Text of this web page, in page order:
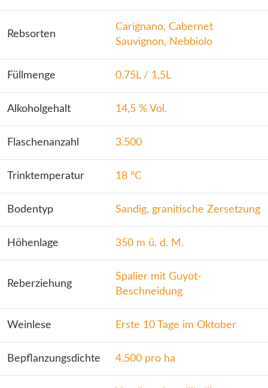
Rebsorten
Carignano, Cabernet
Sauvignon, Nebbiolo
Füllmenge 0,75L / 1,5L
Alkoholgehalt 14,5 % Vol.
Flaschenanzahl 3.500
Trinktemperatur 18 °C
Bodentyp Sandig, granitische Zersetzung
Höhenlage 350 m ü. d. M.
Reberziehung
Spalier mit Guyot-
Beschneidung
Weinlese Erste 10 Tage im Oktober
Bepflanzungsdichte 4.500 pro ha